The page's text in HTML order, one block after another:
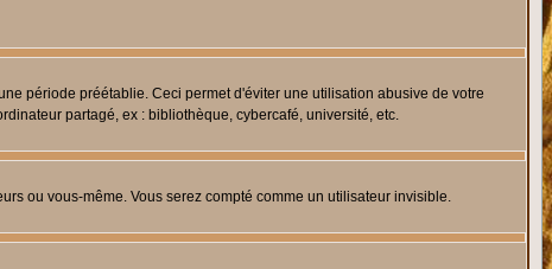
période préétablie. Ceci permet d'éviter une utilisation abusive de votre
partagé, ex : bibliothèque, cybercafé, université, etc.
ou vous-même. Vous serez compté comme un utilisateur invisible.